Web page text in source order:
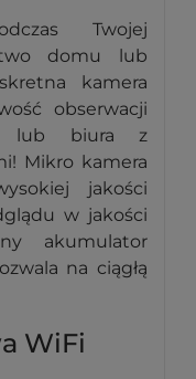
Twojej
domu lub
kamera
obserwacji
lub biura z
Mikro kamera
jakości
w jakości
akumulator
na ciągłą
WiFi